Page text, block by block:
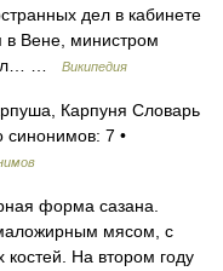
дел в кабинете
в Вене, министром
…
Википедия
Карпуня Словарь
синонимов: 7 •
форма сазана.
мясом, с
На втором году